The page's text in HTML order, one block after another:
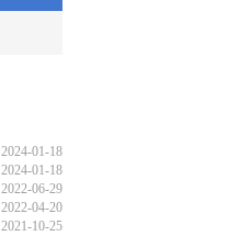
2024-01-18
2024-01-18
2022-06-29
2022-04-20
2021-10-25